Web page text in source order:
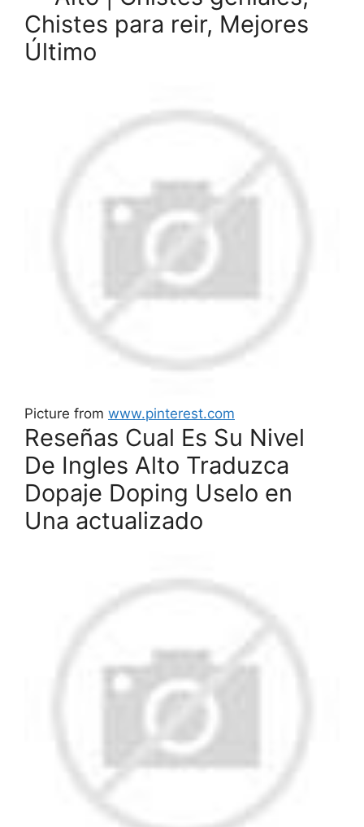
Chistes para reir, Mejores
Último
Picture from www.pinterest.com
Reseñas Cual Es Su Nivel
De Ingles Alto Traduzca
Dopaje Doping Uselo en
Una actualizado